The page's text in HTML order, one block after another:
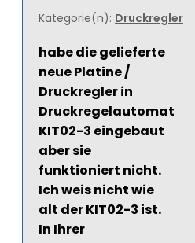
Kategorie(n): Druckregler
habe die gelieferte
neue Platine /
Druckregler in
Druckregelautomat
KIT02-3 eingebaut
aber sie
funktioniert nicht.
Ich weis nicht wie
alt der KIT02-3 ist.
In Ihrer